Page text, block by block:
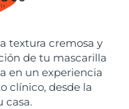
textura cremosa y
de tu mascarilla
en un experiencia
clínico, desde la
casa.